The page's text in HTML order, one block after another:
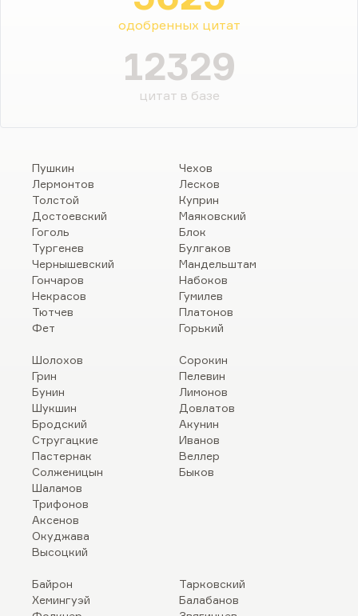
одобренных цитат
12329
цитат в базе
Пушкин
Лермонтов
Толстой
Достоевский
Гоголь
Тургенев
Чернышевский
Гончаров
Некрасов
Тютчев
Фет
Чехов
Лесков
Куприн
Маяковский
Блок
Булгаков
Мандельштам
Набоков
Гумилев
Платонов
Горький
Шолохов
Грин
Бунин
Шукшин
Бродский
Стругацкие
Пастернак
Солженицын
Шаламов
Трифонов
Аксенов
Окуджава
Высоцкий
Сорокин
Пелевин
Лимонов
Довлатов
Акунин
Иванов
Веллер
Быков
Байрон
Хемингуэй
Тарковский
Балабанов